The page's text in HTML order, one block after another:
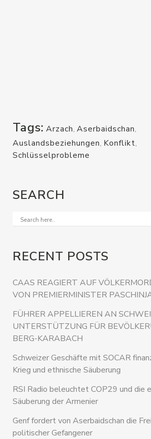
Tags: Arzach, Aserbaidschan,
Auslandsbeziehungen, Konflikt,
Schlüsselprobleme
SEARCH
RECENT POSTS
CAAS REAGIERT AUF
VON PREMIERMINISTER
FÜHRER APPELLIEREN AN
UNTERSTÜTZUNG FÜR
BERG-KARABACH
Schweizer Geschäfte mit SOCAR
Krieg und ethnische Säuberung
RSI Radio beleuchtet COP29 und die
Säuberung der Armenier
Genf fordert von Aserbaidschan die
politischer Gefangener